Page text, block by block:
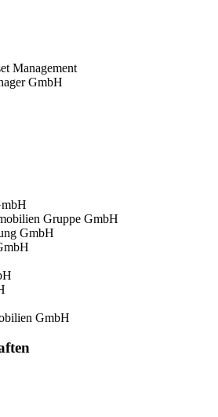
Management
GmbH
Gruppe GmbH
GmbH
GmbH